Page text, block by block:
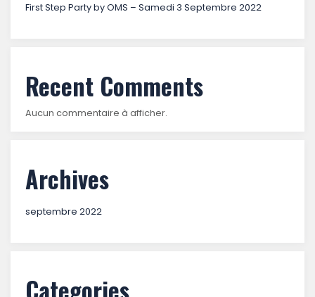
First Step Party by OMS – Samedi 3 Septembre 2022
Recent Comments
Aucun commentaire à afficher.
Archives
septembre 2022
Categories